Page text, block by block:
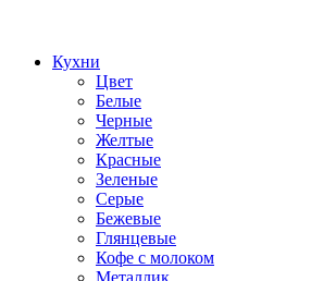
Кухни
Цвет
Белые
Черные
Желтые
Красные
Зеленые
Серые
Бежевые
Глянцевые
Кофе с молоком
Металлик